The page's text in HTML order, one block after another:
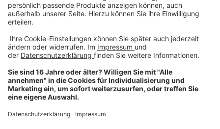
Über uns
Dehner Unternehmen
Jobs bei Dehner